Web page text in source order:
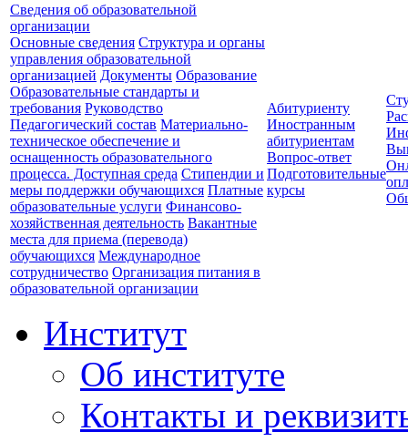
Сведения об образовательной
организации
Основные сведения Структура и органы
управления образовательной
организацией Документы Образование
Образовательные стандарты и
требования Руководство
Педагогический состав Материально-
техническое обеспечение и
оснащенность образовательного
процесса. Доступная среда Стипендии и
меры поддержки обучающихся Платные
образовательные услуги Финансово-
хозяйственная деятельность Вакантные
места для приема (перевода)
обучающихся Международное
сотрудничество Организация питания в
образовательной организации
Абитуриенту
Иностранным
абитуриентам
Вопрос-ответ
Подготовительные
курсы
Институт
Об институте
Контакты и